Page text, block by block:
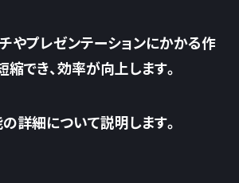
やプレゼンテーションにかかる作
でき、効率が向上します。
詳細について説明します。